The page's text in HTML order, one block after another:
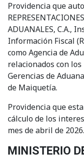
Providencia que
ADUANALES, C.A.,
Información Fiscal
como Agencia de
relacionados con
Gerencias de
de Maiquetía.
Providencia que
cálculo de los
mes de abril de 2026.
MINISTERIO